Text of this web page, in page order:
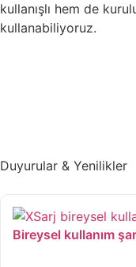
kullanışlı hem de
kullanabiliyoruz.
Duyurular & Yenilikler
Bireysel kullanım